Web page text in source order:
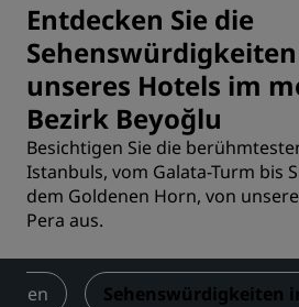
Entdecken Sie die
unseres Hotels im
Bezirk Beyoğlu
Besichtigen Sie die
Istanbuls, vom Galata-Turm bis
dem Goldenen Horn, von
Pera aus.
Sehenswürdigkeiten